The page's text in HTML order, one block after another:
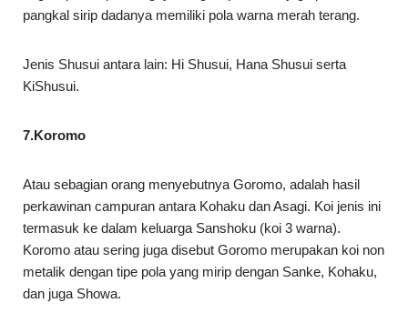
pangkal sirip dadanya memiliki pola warna merah terang.
Jenis Shusui antara lain: Hi Shusui, Hana Shusui serta
KiShusui.
7.Koromo
Atau sebagian orang menyebutnya Goromo, adalah hasil
perkawinan campuran antara Kohaku dan Asagi. Koi jenis ini
termasuk ke dalam keluarga Sanshoku (koi 3 warna).
Koromo atau sering juga disebut Goromo merupakan koi non
metalik dengan tipe pola yang mirip dengan Sanke, Kohaku,
dan juga Showa.